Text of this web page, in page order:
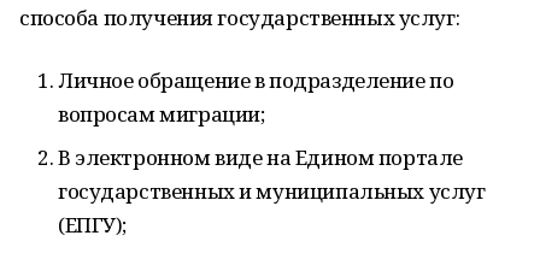
способа получения государственных услуг:
Личное обращение в подразделение по
вопросам миграции;
В электронном виде на Едином портале
государственных и муниципальных услуг
(ЕПГУ);